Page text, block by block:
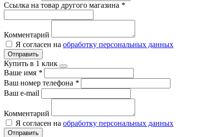
Ссылка на товар другого магазина *
Комментарий
Я согласен на обработку персональных данных
Отправить
Купить в 1 клик
Ваше имя *
Ваш номер телефона *
Ваш e-mail
Комментарий
Я согласен на обработку персональных данных
Отправить